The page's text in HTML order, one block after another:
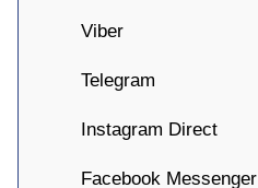
Viber
Telegram
Instagram Direct
Facebook Messenger